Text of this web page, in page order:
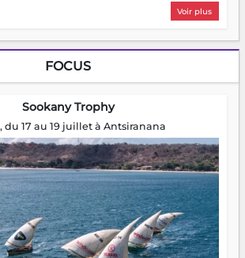
Voir plus
FOCUS
Sookany Trophy
du 17 au 19 juillet à Antsiranana